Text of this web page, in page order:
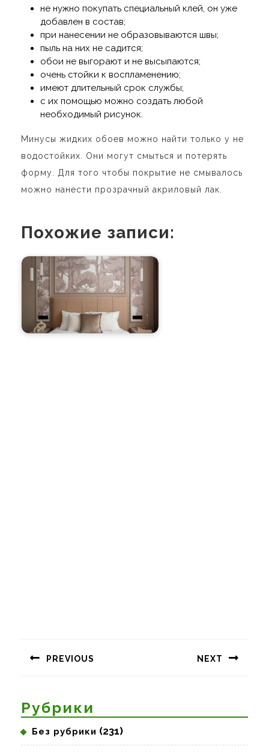
не нужно покупать специальный клей, он уже
добавлен в состав;
при нанесении не образовываются швы;
пыль на них не садится;
обои не выгорают и не высыпаются;
очень стойки к воспламенению;
имеют длительный срок службы;
с их помощью можно создать любой
необходимый рисунок.
Минусы жидких обоев можно найти только у не
водостойких. Они могут смыться и потерять
форму. Для того чтобы покрытие не смывалось
можно нанести прозрачный акриловый лак.
Похожие записи:
записям
PREVIOUS NEXT
Рубрики
Без рубрики (231)